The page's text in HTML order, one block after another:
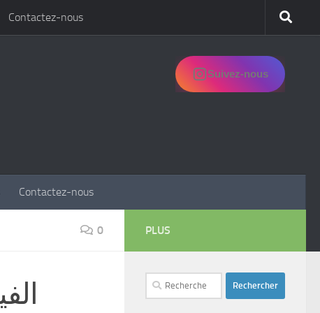
Contactez-nous
Suivez-nous
Contactez-nous
0 PLUS
Rechercher :